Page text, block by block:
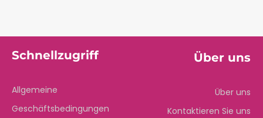
Schnellzugriff
Allgemeine
Geschäftsbedingungen
Über uns
Über uns
Kontaktieren Sie uns